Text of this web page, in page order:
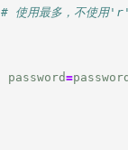
# 使用最多，不使用
password=password